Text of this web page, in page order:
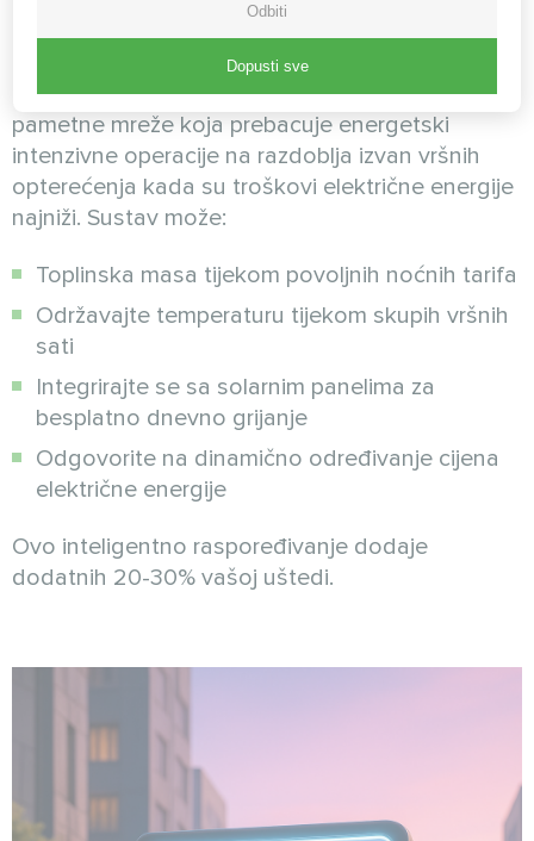
opterećenja
BeeSmart sustavi uključuju funkcionalnost
pametne mreže koja prebacuje energetski
intenzivne operacije na razdoblja izvan vršnih
opterećenja kada su troškovi električne energije
najniži. Sustav može:
Toplinska masa tijekom povoljnih noćnih tarifa
Održavajte temperaturu tijekom skupih vršnih
sati
Integrirajte se sa solarnim panelima za
besplatno dnevno grijanje
Odgovorite na dinamično određivanje cijena
električne energije
Ovo inteligentno raspoređivanje dodaje
dodatnih 20-30% vašoj uštedi.
Odbiti
Dopusti sve